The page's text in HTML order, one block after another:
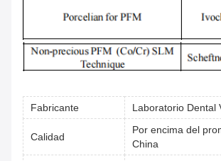
Fabricante Laboratorio Dental
Calidad
Por encima del
China